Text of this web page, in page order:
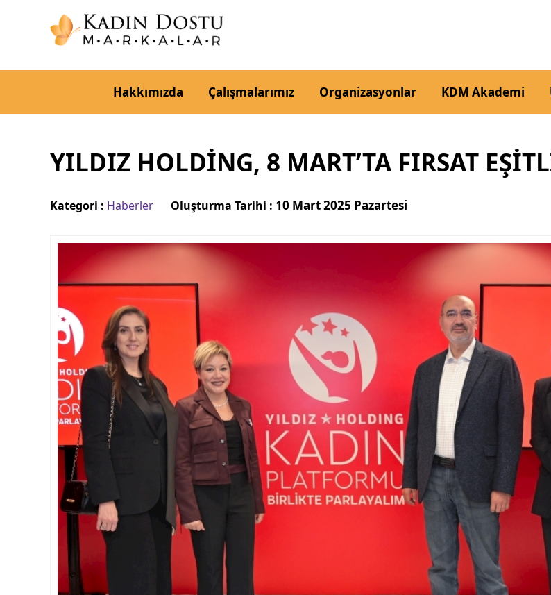
Hakkımızda Çalışmalarımız Organizasyonlar KDM Akademi
YILDIZ HOLDING, 8 MART’TA FIRSAT
Kategori : Haberler Oluşturma Tarihi : 10 Mart 2025 Pazartesi